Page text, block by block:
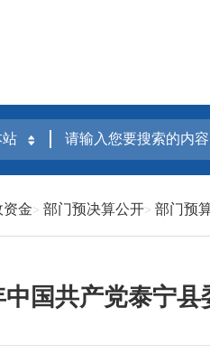
资金 部门预决算公开 部门预
中国共产党泰宁